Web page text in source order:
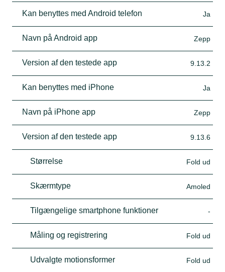
Kan benyttes med Android telefon Ja
Navn på Android app Zepp
Version af den testede app 9.13.2
Kan benyttes med iPhone Ja
Navn på iPhone app Zepp
Version af den testede app 9.13.6
Størrelse Fold ud
Skærmtype Amoled
Tilgængelige smartphone funktioner -
Måling og registrering Fold ud
Udvalgte motionsformer Fold ud